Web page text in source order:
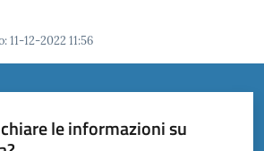
:11-12-2022 11:56
le informazioni su